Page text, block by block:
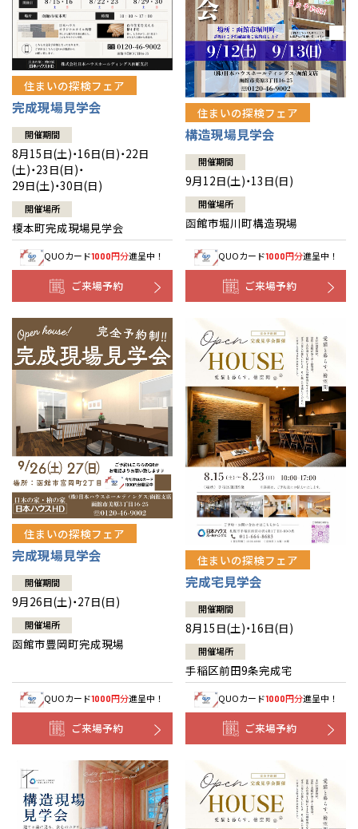
採用情報
住まいの探検フェア
完成現場見学会
開催期間
8月15日(土)・16日(日)・22日
(土)・23日(日)・
29日(土)・30日(日)
開催場所
榎本町完成現場見学会
QUOカード1000円分進呈中！
ご来場予約
住まいの探検フェア
構造現場見学会
開催期間
9月12日(土)・13日(日)
開催場所
函館市堀川町構造現場
QUOカード1000円分進呈中！
ご来場予約
住まいの探検フェア
完成現場見学会
開催期間
9月26日(土)・27日(日)
開催場所
函館市豊岡町完成現場
QUOカード1000円分進呈中！
ご来場予約
住まいの探検フェア
完成宅見学会
開催期間
8月15日(土)・16日(日)
開催場所
手稲区前田9条完成宅
QUOカード1000円分進呈中！
ご来場予約
全国の展示場
お近くのイベント